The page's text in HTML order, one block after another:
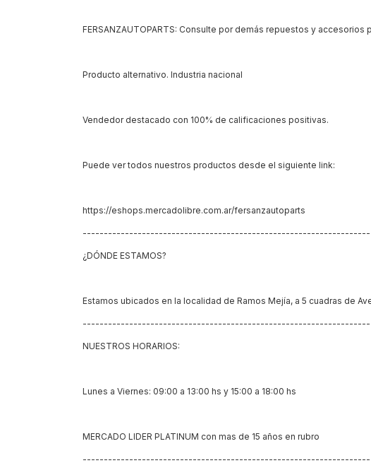
FERSANZAUTOPARTS: Consulte por demás repuestos y accesorios
Producto alternativo. Industria nacional
Vendedor destacado con 100% de calificaciones positivas.
Puede ver todos nuestros productos desde el siguiente link:
https://eshops.mercadolibre.com.ar/fersanzautoparts
¿DÓNDE ESTAMOS?
Estamos ubicados en la localidad de Ramos Mejía, a 5 cuadras de
NUESTROS HORARIOS:
Lunes a Viernes: 09:00 a 13:00 hs y 15:00 a 18:00 hs
MERCADO LIDER PLATINUM con mas de 15 años en rubro